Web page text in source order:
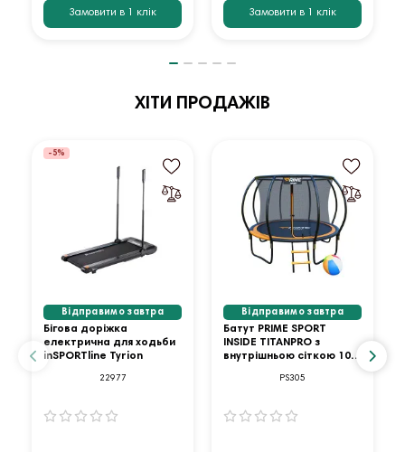
Замовити в 1 клік Замовити в 1 клік
ХІТИ ПРОДАЖІВ
-5%
Відправимо завтра
Бігова доріжка
електрична для ходьби
inSPORTline Tyrion
22977
Відправимо завтра
Батут PRIME SPORT
INSIDE TITANPRO з
внутрішньою сіткою 10
PS305